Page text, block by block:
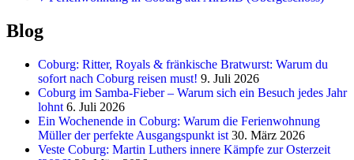
Blog
Coburg: Ritter, Royals & fränkische Bratwurst: Warum du
sofort nach Coburg reisen must! 9. Juli 2026
Coburg im Samba-Fieber – Warum sich ein Besuch jedes Jahr
lohnt 6. Juli 2026
Ein Wochenende in Coburg: Warum die Ferienwohnung
Müller der perfekte Ausgangspunkt ist 30. März 2026
Veste Coburg: Martin Luthers innere Kämpfe zur Osterzeit